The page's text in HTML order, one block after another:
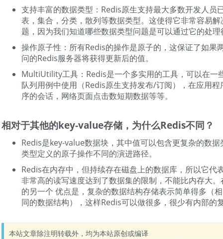
支持丰富的数据类型：Redis原生支持最大多数开发人员
表，集合，分类，散列等数据类型。这使得它非常容易
题，因为我们知道哪些数据类型问题是可以通过它的处
操作原子性：所有Redis的操作是原子的，这保证了如果
问的Redis服务器将获得更新后的值。
MultiUtility工具：Redis是一个多实用的工具，可以在一
队列用例中使用（Redis原生支持发布/订阅），在应用
序的会话，网络页面点击数短期数据等等。
相对于其他的key-value存储，为什么Redis不同？
Redis是key-value数据块，其中值可以包含更复杂的数
类型定义的原子操作不同的演进路径。
Redis在内存中，但持续存在磁盘上的数据库，所以它代
非常高的读写速度达到了数据集的限制，不能比内存大
的另一个 优点是，复杂的数据结构存储表示简单得多（
同的数据结构），这样Redis可以做很多，很少有内部的
本站文章除注明转载外，均为本站原创或编译